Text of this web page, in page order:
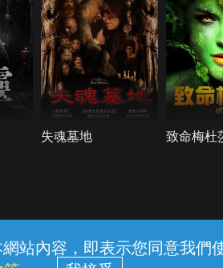
站內容，即表示您同意我們
失魂墓地 致命梅杜
護